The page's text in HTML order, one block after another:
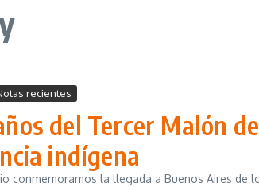
recientes
del Tercer Malón
indígena
conmemoramos la llegada a Buenos Aires de